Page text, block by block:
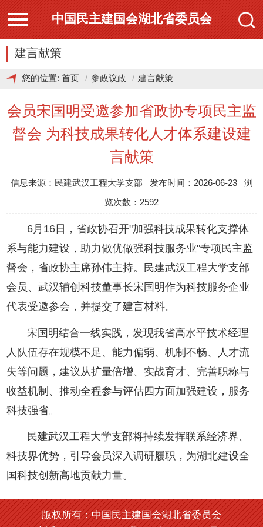
中国民主建国会湖北省委员会
建言献策
您的位置: 首页 参政议政 建言献策
会员宋国明受邀参加省政协专项民主监
督会 为科技成果转化人才体系建设建
言献策
信息来源：民建武汉工程大学支部 发布时间：2026-06-23 浏
览次数：2592
6月16日，省政协召开"加强科技成果转化支撑体
系与能力建设，助力做优做强科技服务业"专项民主监
督会，省政协主席孙伟主持。民建武汉工程大学支部
会员、武汉辅创科技董事长宋国明作为科技服务企业
代表受邀参会，并提交了建言材料。
宋国明结合一线实践，发现我省高水平技术经理
人队伍存在规模不足、能力偏弱、机制不畅、人才流
失等问题，建议从扩量倍增、实战育才、完善职称与
收益机制、推动全程参与评估四方面加强建设，服务
科技强省。
民建武汉工程大学支部将持续发挥联系经济界、
科技界优势，引导会员深入调研履职，为湖北建设全
国科技创新高地贡献力量。
版权所有：中国民主建国会湖北省委员会